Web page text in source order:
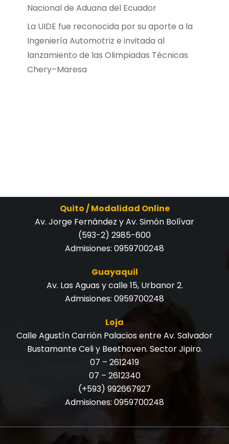
Nacional de Aduana del Ecuador
La UIDE fue reconocida por su aporte a la
Ingeniería Automotriz e invitada al
lanzamiento de las Olimpiadas Técnicas
Chery–Maresa
Quito / Modalidad Online
Av. Jorge Fernández y Av. Simón Bolívar
(593-2) 2985-600
Admisiones: 0959700248
Guayaquil
Av. Las Aguas y calle 15, Urbanor 2.
Admisiones: 0959700248
Loja
Calle Agustín Carrión Palacios entre Av. Salvador
Bustamante Celi y Beethoven. Sector Jipiro.
07 – 2612419
07 – 2612340
(+593) 992667927
Admisiones: 0959700248